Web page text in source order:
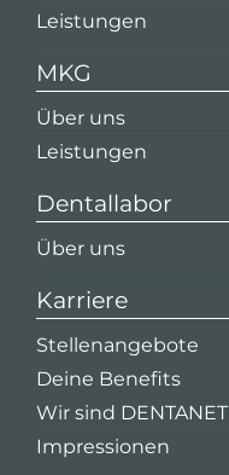
Leistungen
MKG
Über uns
Leistungen
Dentallabor
Über uns
Karriere
Stellenangebote
Deine Benefits
Wir sind DENTANET
Impressionen